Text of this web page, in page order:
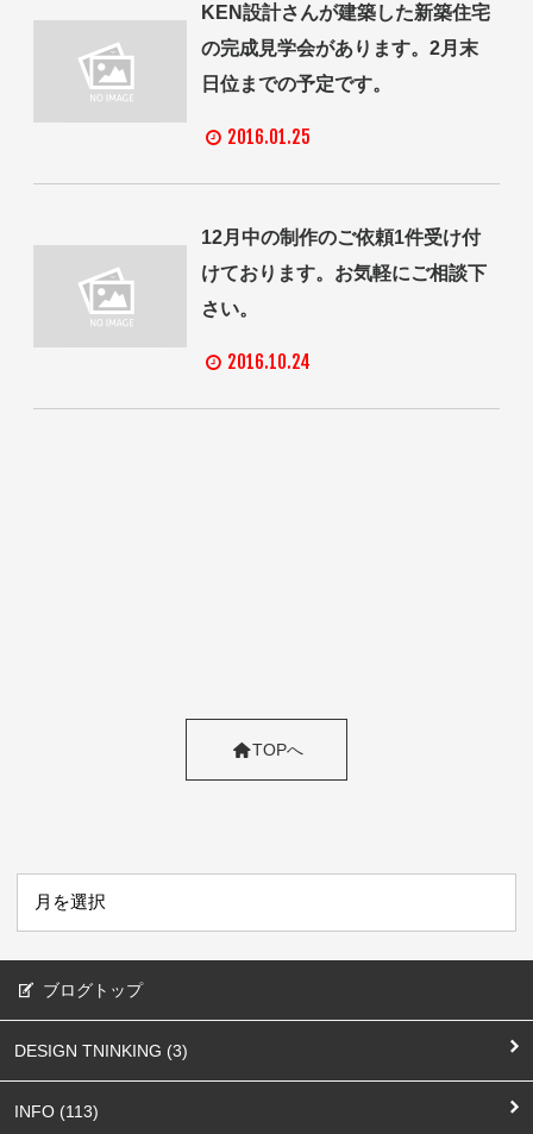
KEN設計さんが建築した新築住宅
の完成見学会があります。2月末
日位までの予定です。
2016.01.25
12月中の制作のご依頼1件受け付
けております。お気軽にご相談下
さい。
2016.10.24
TOPへ
ブログトップ
DESIGN TNINKING (3)
INFO (113)